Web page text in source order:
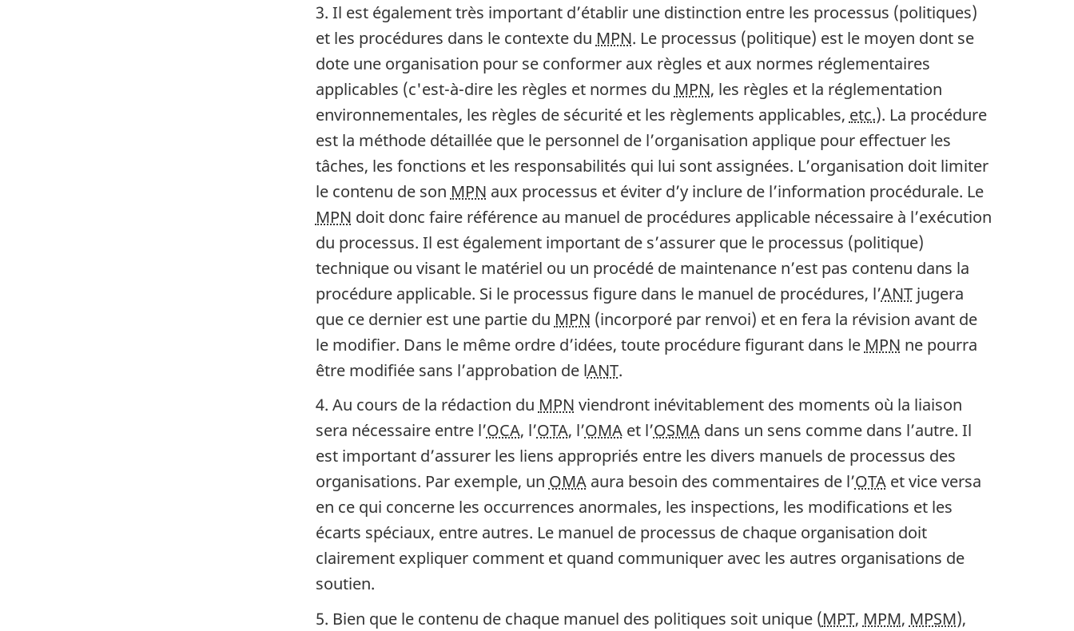
3. Il est également très important d’établir une distinction entre les processus (politiques)
et les procédures dans le contexte du MPN. Le processus (politique) est le moyen dont se
dote une organisation pour se conformer aux règles et aux normes réglementaires
applicables (c'est-à-dire les règles et normes du MPN, les règles et la réglementation
environnementales, les règles de sécurité et les règlements applicables, etc.). La procédure
est la méthode détaillée que le personnel de l’organisation applique pour effectuer les
tâches, les fonctions et les responsabilités qui lui sont assignées. L’organisation doit limiter
le contenu de son MPN aux processus et éviter d’y inclure de l’information procédurale. Le
MPN doit donc faire référence au manuel de procédures applicable nécessaire à l’exécution
du processus. Il est également important de s’assurer que le processus (politique)
technique ou visant le matériel ou un procédé de maintenance n’est pas contenu dans la
procédure applicable. Si le processus figure dans le manuel de procédures, l’ANTjugera
que ce dernier est une partie du MPN (incorporé par renvoi) et en fera la révision avant de
le modifier. Dans le même ordre d’idées, toute procédure figurant dans le MPN ne pourra
être modifiée sans l’approbation de lANT.
4. Au cours de la rédaction du MPN viendront inévitablement des moments où la liaison
sera nécessaire entre l’OCA, l’OTA, l’OMAet l’OSMAdans un sens comme dans l’autre. Il
est important d’assurer les liens appropriés entre les divers manuels de processus des
organisations. Par exemple, un OMAaura besoin des commentaires de l’OTAet vice versa
en ce qui concerne les occurrences anormales, les inspections, les modifications et les
écarts spéciaux, entre autres. Le manuel de processus de chaque organisation doit
clairement expliquer comment et quand communiquer avec les autres organisations de
soutien.
5. Bien que le contenu de chaque manuel des politiques soit unique (MPT, MPM, MPSM),